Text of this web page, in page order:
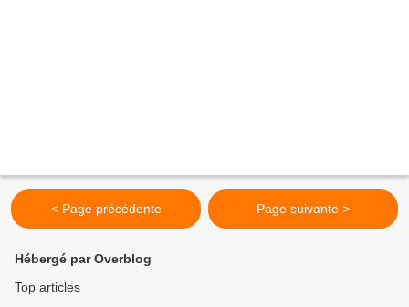
< Page précédente Page suivante >
Hébergé par Overblog
Top articles